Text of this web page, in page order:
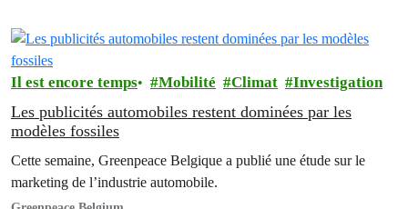
Il est encore temps Mobilité Climat Investigation
Les publicités automobiles restent dominées par les
modèles fossiles
Cette semaine, Greenpeace Belgique a publié une étude sur le
marketing de l’industrie automobile.